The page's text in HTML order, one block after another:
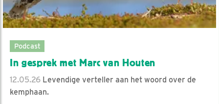
Podcast
In gesprek met Marc van Houten
12.05.26 Levendige verteller aan het woord over de
kemphaan.